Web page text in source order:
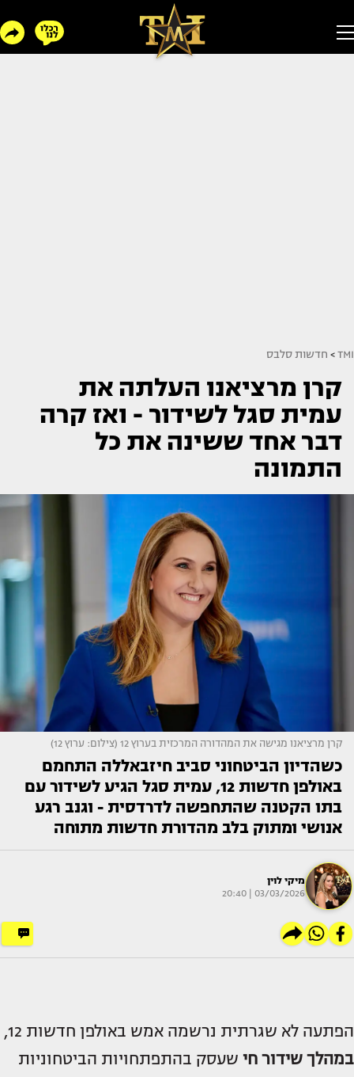
TMI
> חדשות סלבס
קרן מרציאנו העלתה את
עמית סגל לשידור - ואז קרה
דבר אחד ששינה את כל
התמונה
קרן מרציאנו מגישה את המהדורה המרכזית בערוץ 12 (צילום: ערוץ 12)
כשהדיון הביטחוני סביב חיזבאללה התחמם
באולפן חדשות 12, עמית סגל הגיע לשידור עם
בתו הקטנה שהתחפשה לדרדסית - וגנב רגע
אנושי ומתוק בלב מהדורת חדשות מתוחה
מיקי לוין
03/03/2026 | 20:40
הפתעה לא שגרתית נרשמה אמש באולפן חדשות 12,
במהלך שידור חי שעסק בהתפתחויות הביטחוניות